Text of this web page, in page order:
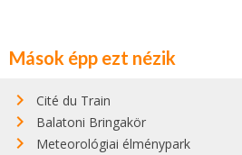
Mások épp ezt nézik
Cité du Train
Balatoni Bringakör
Meteorológiai élménypark